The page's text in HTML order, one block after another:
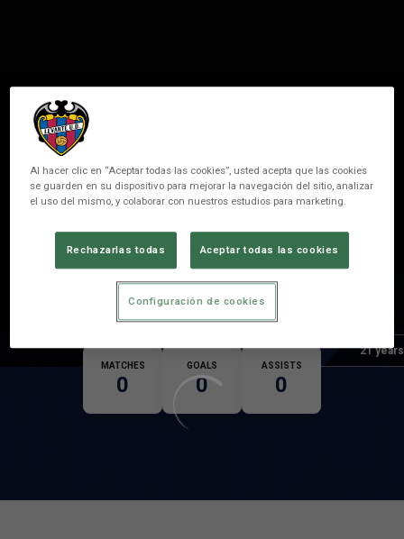
18
HERRANZ
POSITION
DEFENDER
Birth
Age 21 years
MATCHES
0
GOALS
0
ASSISTS
0
Al hacer clic en “Aceptar todas las cookies”, usted acepta que las cookies
se guarden en su dispositivo para mejorar la navegación del sitio, analizar
el uso del mismo, y colaborar con nuestros estudios para marketing.
Rechazarlas todas Aceptar todas las cookies
Configuración de cookies